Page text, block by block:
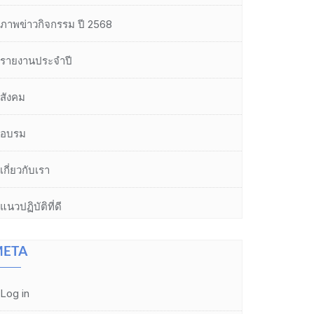
ภาพข่าวกิจกรรม ปี 2568
รายงานประจำปี
สังคม
อบรม
เกี่ยวกับเรา
แนวปฏิบัติที่ดี
Log in